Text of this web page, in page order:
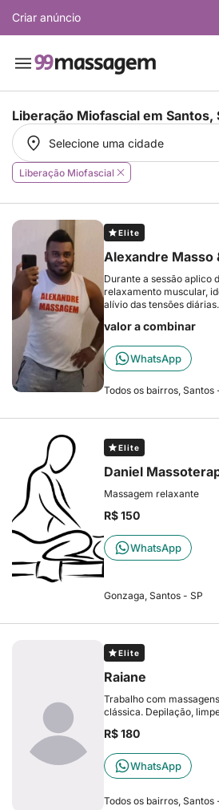
Criar anúncio
Liberação Miofascial em Santos,
Selecione uma cidade
Selecione uma cidade
Liberação Miofascial
Elite
Alexandre Masso
Durante a sessão aplico
relaxamento muscular,
alívio das tensões
valor a combinar
WhatsApp
Todos os bairros, Santos
Elite
Daniel
Massagem relaxante
R$ 150
WhatsApp
Gonzaga, Santos - SP
Elite
Raiane
Trabalho com
clássica. Depilação,
R$ 180
WhatsApp
Todos os bairros, Santos